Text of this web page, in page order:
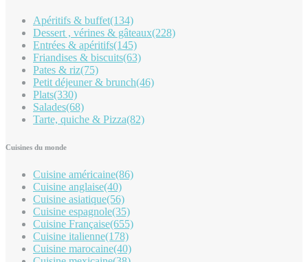
Apéritifs & buffet(134)
Dessert , vérines & gâteaux(228)
Entrées & apéritifs(145)
Friandises & biscuits(63)
Pates & riz(75)
Petit déjeuner & brunch(46)
Plats(330)
Salades(68)
Tarte, quiche & Pizza(82)
Cuisines du monde
Cuisine américaine(86)
Cuisine anglaise(40)
Cuisine asiatique(56)
Cuisine espagnole(35)
Cuisine Française(655)
Cuisine italienne(178)
Cuisine marocaine(40)